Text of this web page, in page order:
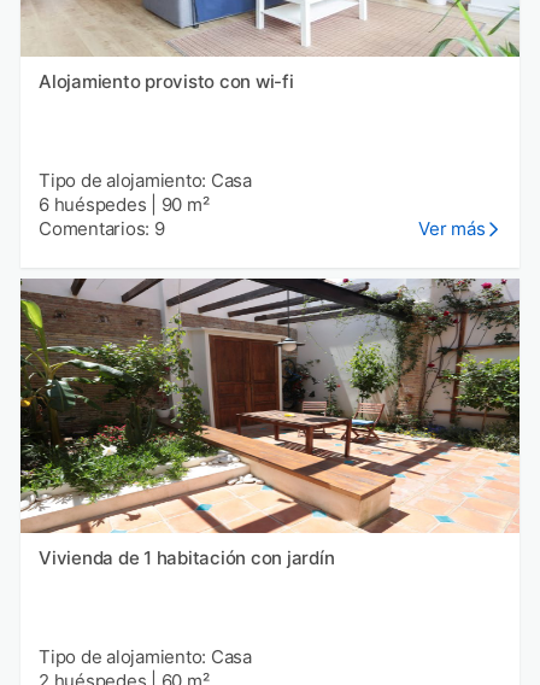
Alojamiento provisto con wi-fi
Tipo de alojamiento: Casa
6 huéspedes
90 m²
Comentarios: 9
Ver más
Vivienda de 1 habitación con jardín
Tipo de alojamiento: Casa